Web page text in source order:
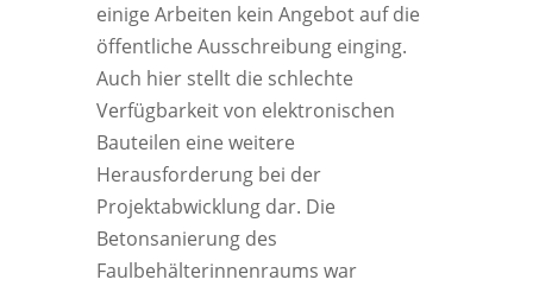
einige Arbeiten kein Angebot auf die
öffentliche Ausschreibung einging.
Auch hier stellt die schlechte
Verfügbarkeit von elektronischen
Bauteilen eine weitere
Herausforderung bei der
Projektabwicklung dar. Die
Betonsanierung des
Faulbehälterinnenraums war